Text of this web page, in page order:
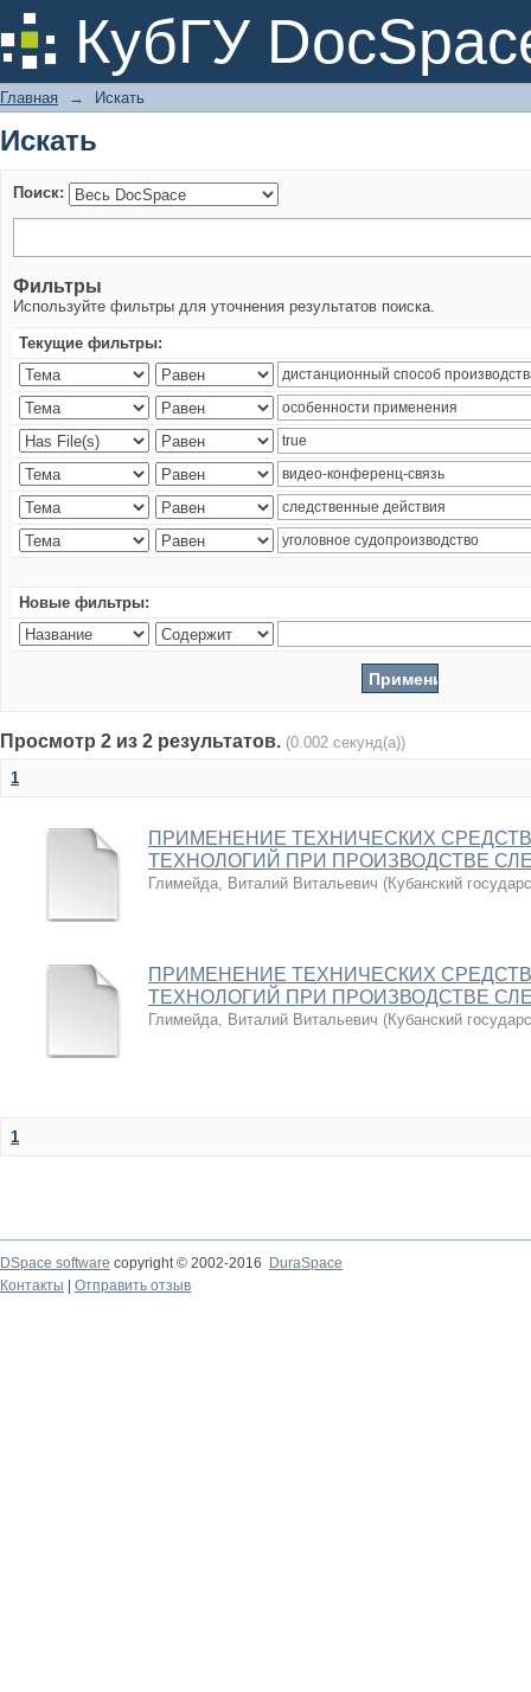
КубГУ
Искать
Главная → Искать
Искать
Поиск:
Фильтры
Используйте фильтры для уточнения результатов поиска.
Текущие фильтры:
Новые фильтры:
Просмотр 2 из 2 результатов. (0.002 секунд(а))
1
ПРИМЕНЕНИЕ ТЕХНИЧЕСКИХ
ТЕХНОЛОГИЙ ПРИ ПРОИЗВОДСТВЕ
Глимейда, Виталий Витальевич (Кубанский
ПРИМЕНЕНИЕ ТЕХНИЧЕСКИХ
ТЕХНОЛОГИЙ ПРИ ПРОИЗВОДСТВЕ
Глимейда, Виталий Витальевич (Кубанский
1
DSpace software copyright © 2002-2016
DuraSpace
Контакты
Отправить отзыв